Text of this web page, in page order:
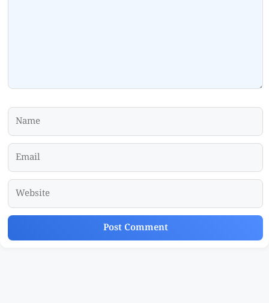
Name
Email
Website